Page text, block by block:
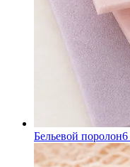
Бельевой поролон6